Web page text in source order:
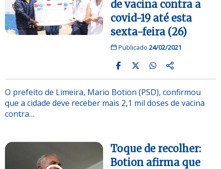
de vacina contra a
covid-19 até esta
sexta-feira (26)
Publicado 24/02/2021
O prefeito de Limeira, Mario Botion (PSD), confirmou
que a cidade deve receber mais 2,1 mil doses de vacina
contra…
Toque de recolher:
Botion afirma que